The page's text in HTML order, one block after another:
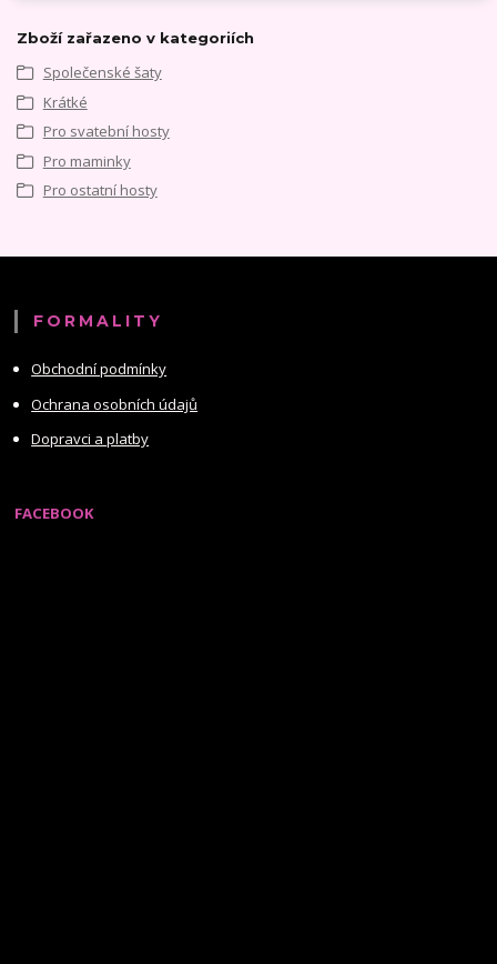
Zboží zařazeno v kategoriích
Společenské šaty
Krátké
Pro svatební hosty
Pro maminky
Pro ostatní hosty
FORMALITY
Obchodní podmínky
Ochrana osobních údajů
Dopravci a platby
FACEBOOK